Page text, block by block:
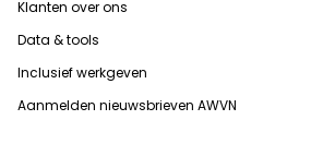
Klanten over ons
Data & tools
Inclusief werkgeven
Aanmelden nieuwsbrieven AWVN